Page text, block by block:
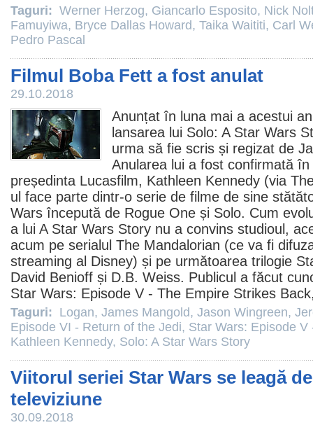
Taguri: Werner Herzog, Giancarlo Esposito, Nick
Famuyiwa, Bryce Dallas Howard, Taika Waititi, Carl
Pedro Pascal
Filmul Boba Fett a fost anulat
29.10.2018
Anunțat în luna mai a acestui
lansarea lui Solo: A Star Wars
urma să fie scris și regizat de
Anularea lui a fost confirmată
președinta Lucasfilm, Kathleen Kennedy (via
ul face parte dintr-o serie de filme de sine
Wars începută de Rogue One și Solo. Cum
a lui A Star Wars Story nu a convins studioul,
acum pe serialul The Mandalorian (ce va fi
streaming al Disney) și pe următoarea trilogie
David Benioff și D.B. Weiss. Publicul a făcut
Star Wars: Episode V - The Empire Strikes Back
Taguri: Logan, James Mangold, Jason Wingreen,
Episode VI - Return of the Jedi, Star Wars: Episode
Kathleen Kennedy, Solo: A Star Wars Story
Viitorul seriei Star Wars se leagă
televiziune
30.09.2018